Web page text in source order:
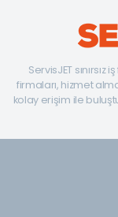
ServisJET
firmaları, hizmet
kolay erişim ile